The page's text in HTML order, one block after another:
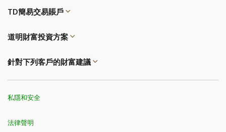
TD簡易交易賬戶
道明財富投資方案
針對下列客戶的財富建議
私隱和安全
法律聲明